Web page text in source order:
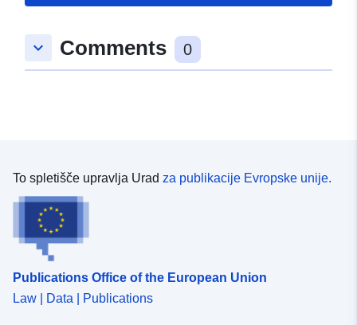
keyboard_arrow_down Comments 0
To spletišče upravlja Urad za publikacije Evropske unije.
Publications Office of the European Union
Law | Data | Publications